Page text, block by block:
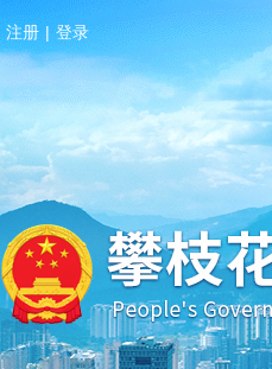
注册 | 登录